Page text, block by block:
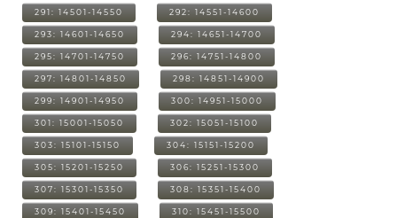
291: 14501-14550 292: 14551-14600
293: 14601-14650 294: 14651-14700
295: 14701-14750 296: 14751-14800
297: 14801-14850 298: 14851-14900
299: 14901-14950 300: 14951-15000
301: 15001-15050 302: 15051-15100
303: 15101-15150 304: 15151-15200
305: 15201-15250 306: 15251-15300
307: 15301-15350 308: 15351-15400
309: 15401-15450 310: 15451-15500